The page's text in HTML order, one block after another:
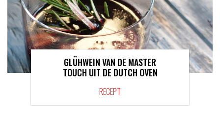
GLÜHWEIN VAN DE MASTER
TOUCH UIT DE DUTCH OVEN
RECEPT